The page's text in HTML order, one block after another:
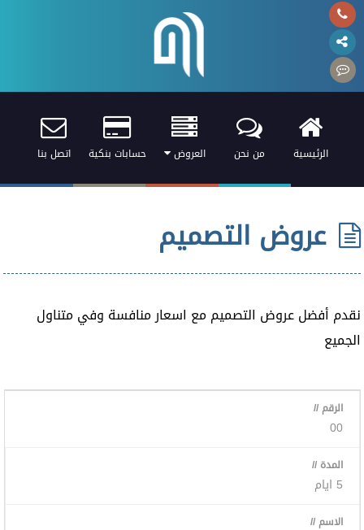
الرئيسية من نحن العروض حسابات بنكية اتصل بنا
عروض التصميم
نقدم أفضل عروض التصميم مع اسعار منافسة وفي متناول
الجميع
00
5 ايام